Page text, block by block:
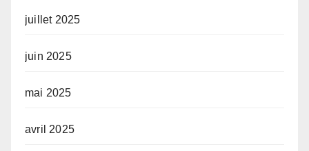
juillet 2025
juin 2025
mai 2025
avril 2025